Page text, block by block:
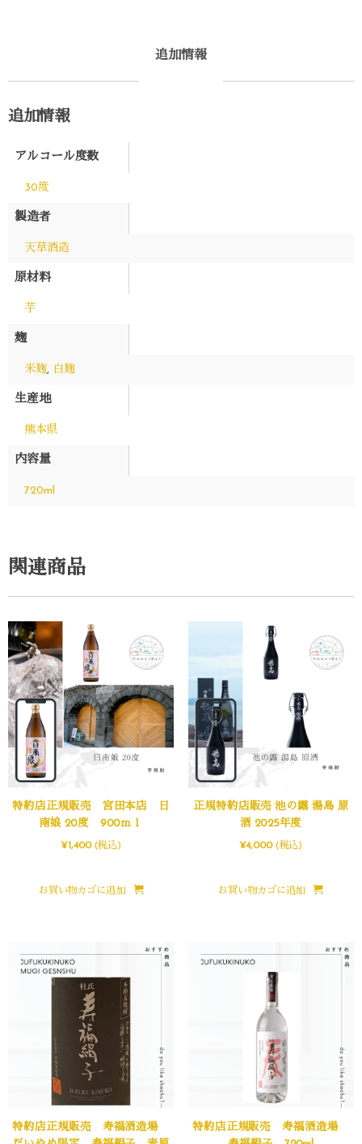
追加情報
追加情報
アルコール度数
30度
製造者
天草酒造
原材料
芋
麹
米麹, 白麹
生産地
熊本県
内容量
720ml
関連商品
特約店正規販売 宮田本店 日
南娘 20度 900ｍｌ
¥ 1,400 (税込)
お買い物カゴに追加
正規特約店販売 池の露 湯島 原
酒 2025年度
¥4,000 (税込)
お買い物カゴに追加
特約店正規販売 寿福酒造場
特約店正規販売 寿福酒造場